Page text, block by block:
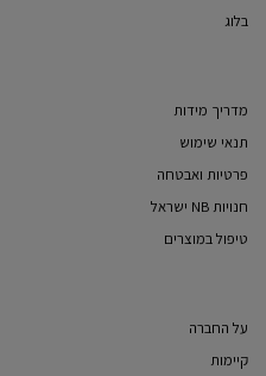
בלוג
מדריך מידות
תנאי שימוש
פרטיות ואבטחה
חנויות NB ישראל
טיפול במוצרים
על החברה
קיימות